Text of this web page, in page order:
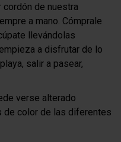
de nuestra
a mano. Cómprale
llevándolas
a disfrutar de lo
salir a pasear,
verse alterado
de color de las diferentes